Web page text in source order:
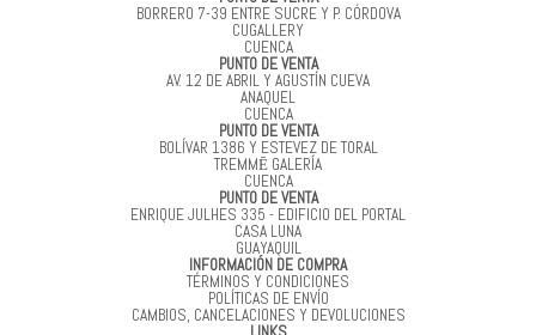
BORRERO 7-39 ENTRE SUCRE Y P. CÓRDOVA
CUGALLERY
CUENCA
PUNTO DE VENTA
AV. 12 DE ABRIL Y AGUSTÍN CUEVA
ANAQUEL
CUENCA
PUNTO DE VENTA
BOLÍVAR 1386 Y ESTEVEZ DE TORAL
TREMMĒ GALERÍA
CUENCA
PUNTO DE VENTA
ENRIQUE JULHES 335 - EDIFICIO DEL PORTAL
CASA LUNA
GUAYAQUIL
INFORMACIÓN DE COMPRA
TÉRMINOS Y CONDICIONES
POLÍTICAS DE ENVÍO
CAMBIOS, CANCELACIONES Y DEVOLUCIONES